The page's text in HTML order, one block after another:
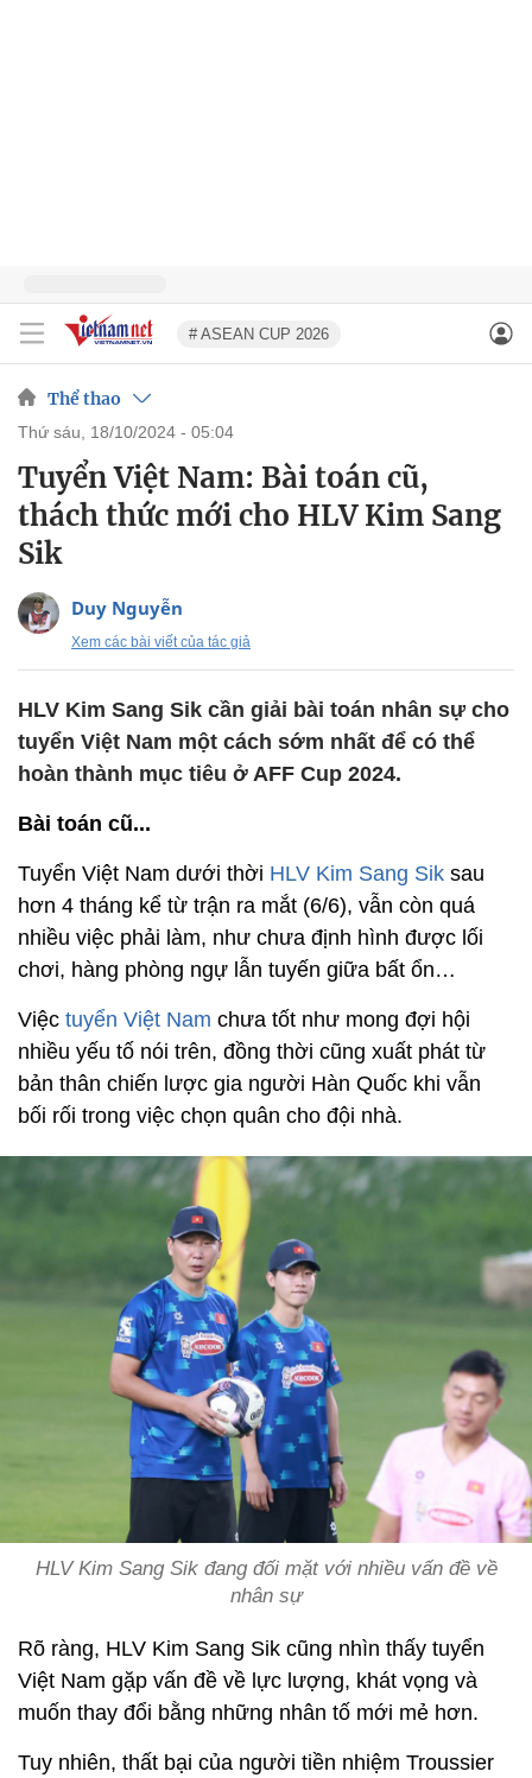
# ASEAN CUP 2026
Thể thao
thứ sáu, 18/10/2024 - 05:04
Tuyển Việt Nam: Bài toán cũ,
thách thức mới cho HLV Kim Sang
Sik
Duy Nguyễn
Xem các bài viết của tác giả
HLV Kim Sang Sik cần giải bài toán nhân sự cho
tuyển Việt Nam một cách sớm nhất để có thể
hoàn thành mục tiêu ở AFF Cup 2024.
Bài toán cũ...
Tuyển Việt Nam dưới thời HLV Kim Sang Sik sau
hơn 4 tháng kể từ trận ra mắt (6/6), vẫn còn quá
nhiều việc phải làm, như chưa định hình được lối
chơi, hàng phòng ngự lẫn tuyến giữa bất ổn…
Việc tuyển Việt Nam chưa tốt như mong đợi hội
nhiều yếu tố nói trên, đồng thời cũng xuất phát từ
bản thân chiến lược gia người Hàn Quốc khi vẫn
bối rối trong việc chọn quân cho đội nhà.
HLV Kim Sang Sik đang đối mặt với nhiều vấn đề về
nhân sự
Rõ ràng, HLV Kim Sang Sik cũng nhìn thấy tuyển
Việt Nam gặp vấn đề về lực lượng, khát vọng và
muốn thay đổi bằng những nhân tố mới mẻ hơn.
Tuy nhiên, thất bại của người tiền nhiệm Troussier